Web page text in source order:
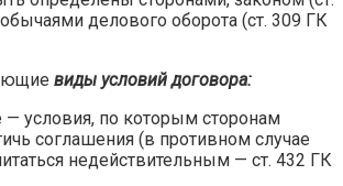
делового оборота (ст. 309 ГК
виды условий договора:
условия, по которым сторонам
соглашения (в противном случае
недействительным — ст. 432 ГК